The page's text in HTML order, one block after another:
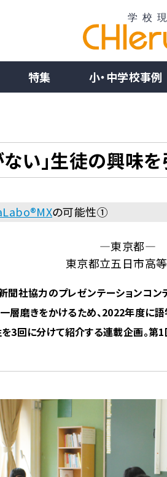
特集 小・中学校事例
ない」生徒の興味
の可能性①
―東京都―
東京都立五日市高
聞社協力のプレゼンテーションコ
層磨きをかけるため、2022年度に
3回に分けて紹介する連載企画。第1